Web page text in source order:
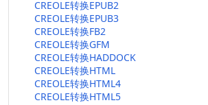
CREOLE转换EPUB2
CREOLE转换EPUB3
CREOLE转换FB2
CREOLE转换GFM
CREOLE转换HADDOCK
CREOLE转换HTML
CREOLE转换HTML4
CREOLE转换HTML5